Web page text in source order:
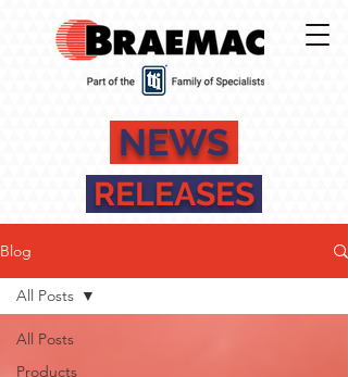
NEWS
RELEASES
Blog
All Posts
Products
All Posts